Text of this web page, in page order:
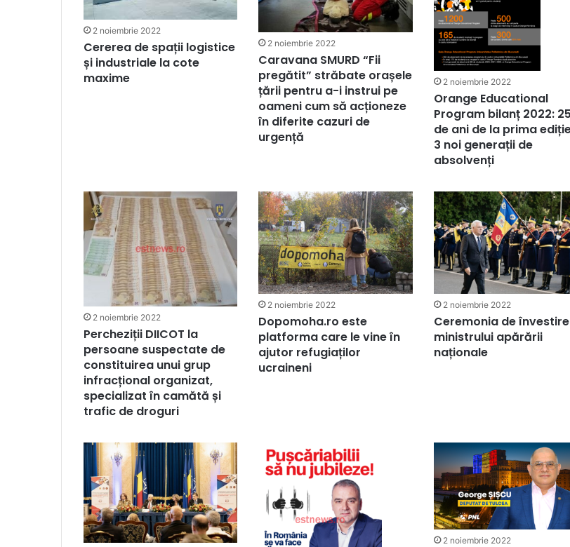
2 noiembrie 2022
Cererea de spații logistice
și industriale la cote
maxime
2 noiembrie 2022
Caravana SMURD “Fii
pregătit” străbate orașele
țării pentru a-i instrui pe
oameni cum să acționeze
în diferite cazuri de
urgență
2 noiembrie 2022
Orange Educational
Program bilanț 2022: 25
de ani de la prima
3 noi generații de
absolvenți
2 noiembrie 2022
Percheziții DIICOT la
persoane suspectate de
constituirea unui grup
infracțional organizat,
specializat în camătă și
trafic de droguri
2 noiembrie 2022
Dopomoha.ro este
platforma care le vine în
ajutor refugiaților
ucraineni
2 noiembrie 2022
Ceremonia de
ministrului apărării
naționale
2 noiembrie 2022